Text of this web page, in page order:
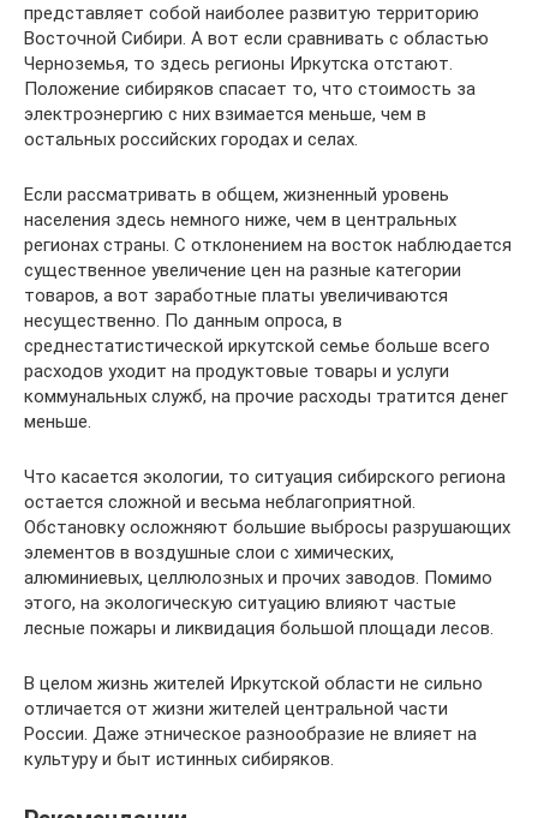
представляет собой наиболее развитую территорию
Восточной Сибири. А вот если сравнивать с областью
Черноземья, то здесь регионы Иркутска отстают.
Положение сибиряков спасает то, что стоимость за
электроэнергию с них взимается меньше, чем в
остальных российских городах и селах.
Если рассматривать в общем, жизненный уровень
населения здесь немного ниже, чем в центральных
регионах страны. С отклонением на восток наблюдается
существенное увеличение цен на разные категории
товаров, а вот заработные платы увеличиваются
несущественно. По данным опроса, в
среднестатистической иркутской семье больше всего
расходов уходит на продуктовые товары и услуги
коммунальных служб, на прочие расходы тратится денег
меньше.
Что касается экологии, то ситуация сибирского региона
остается сложной и весьма неблагоприятной.
Обстановку осложняют большие выбросы разрушающих
элементов в воздушные слои с химических,
алюминиевых, целлюлозных и прочих заводов. Помимо
этого, на экологическую ситуацию влияют частые
лесные пожары и ликвидация большой площади лесов.
В целом жизнь жителей Иркутской области не сильно
отличается от жизни жителей центральной части
России. Даже этническое разнообразие не влияет на
культуру и быт истинных сибиряков.